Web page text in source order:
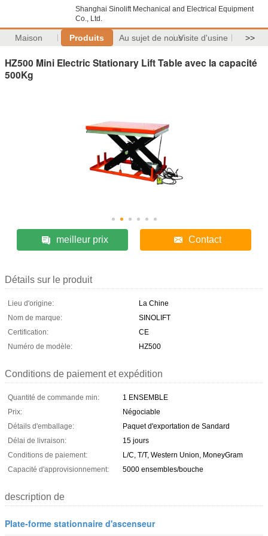
Shanghai Sinolift Mechanical and Electrical Equipment
Co., Ltd.
Maison Produits Au sujet de nousVisite d'usine >>
HZ500 Mini Electric Stationary Lift Table avec la capacité
500Kg
meilleur prix Contact
Détails sur le produit
Lieu d'origine:
La Chine
Nom de marque:
SINOLIFT
Certification:
CE
Numéro de modèle:
HZ500
Conditions de paiement et expédition
Quantité de commande min:
1 ENSEMBLE
Prix:
Négociable
Détails d'emballage:
Paquet d'exportation de Sandard
Délai de livraison:
15 jours
Conditions de paiement:
L/C, T/T, Western Union, MoneyGram
Capacité d'approvisionnement:
5000 ensembles/bouche
description de
Plate-forme stationnaire d'ascenseur